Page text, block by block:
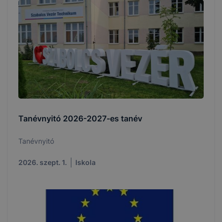
Tanévnyitó 2026-2027-es tanév
Tanévnyitó
2026. szept. 1. Iskola